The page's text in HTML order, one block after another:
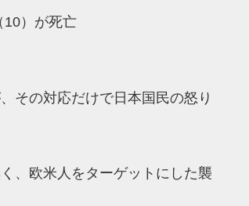
10）が死亡
その対応だけで日本国民の怒り
、欧米人をターゲットにした襲